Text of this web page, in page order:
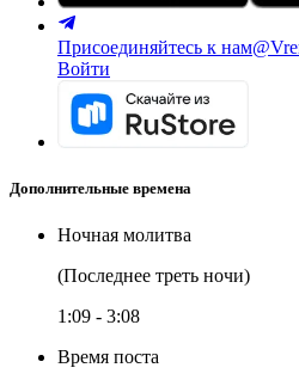
Присоединяйтесь к нам
Войти
Дополнительные времена
Ночная молитва
(Последнее треть ночи)
1:09 - 3:08
Время поста